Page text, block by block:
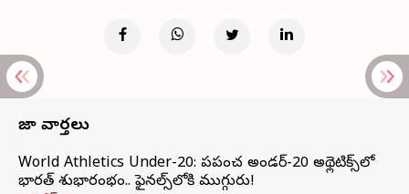
తాజా వార్తలు
World Athletics Under-20: ప్రపంచ అండర్-20 అథ్లెటిక్స్‌లో
భారత్‌ శుభారంభం.. ఫైనల్స్‌లోకి ముగ్గురు!